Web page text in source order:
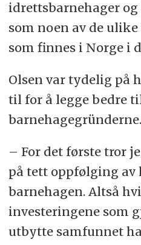
idrettsbarnehager
som noen av de
som finnes i Norge i
Olsen var tydelig på
til for å legge bedre
barnehagegründerne.
– For det første tror
på tett oppfølging av
barnehagen. Altså
investeringene som
utbytte samfunnet